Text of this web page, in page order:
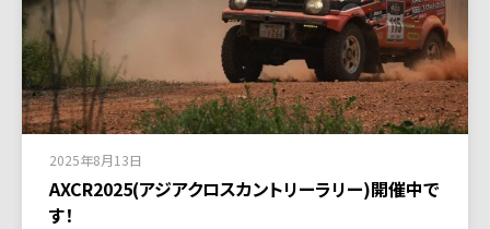
2025年8月13日
AXCR2025(アジアクロスカントリーラリー)開催中で
す！